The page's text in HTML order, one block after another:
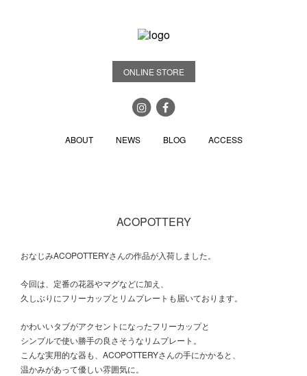
ONLINE STORE
ABOUT NEWS BLOG ACCESS
ACOPOTTERY
おなじみACOPOTTERYさんの作品が入荷しました。
今回は、定番の花器やマグなどに加え、
久しぶりにフリーカップとリムプレートも届いております。
かわいいタブがアクセントになったフリーカップと
シンプルで使い勝手の良さそうなリムプレート。
こんな実用的な器も、ACOPOTTERYさんの手にかかると、
温かみがあって優しい雰囲気に。